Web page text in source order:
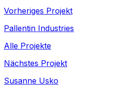
Vorheriges Projekt
Pallentin Industries
Alle Projekte
Nächstes Projekt
Susanne Usko